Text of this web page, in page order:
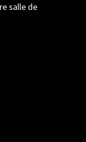
salle de